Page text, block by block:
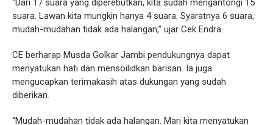
suara. Lawan kita mungkin hanya 4 suara. Syaratnya 6 suara,
mudah-mudahan tidak ada halangan,” ujar Cek Endra.
CE berharap Musda Golkar Jambi pendukungnya dapat
menyatukan hati dan mensoilidkan barisan. Ia juga
mengucapkan terimakasih atas dukungan yang sudah
diberikan.
“Mudah-mudahan tidak ada halangan. Mari kita menyatukan